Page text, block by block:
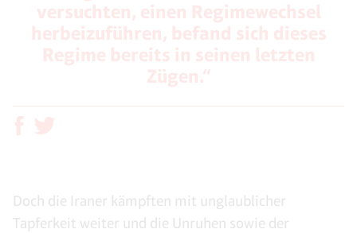
Doch die Iraner kämpften mit unglaublicher
Tapferkeit weiter und die Unruhen sowie der